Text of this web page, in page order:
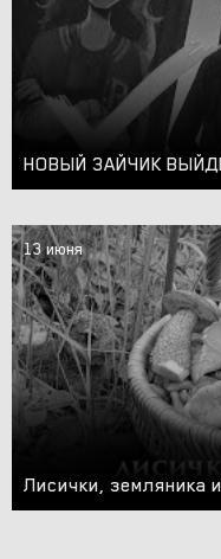
НОВЫЙ ЗАЙЧИК
13 июня
Лисички, земляника